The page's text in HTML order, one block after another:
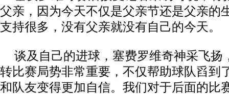
父亲，因为今天不仅是父亲节还是父亲的
支持很多，没有父亲就没有自己的今天。
谈及自己的进球，塞费罗维奇神采飞扬
转比赛局势非常重要，不仅帮助球队舀到
和队友变得更加自信。我们对于后面的比